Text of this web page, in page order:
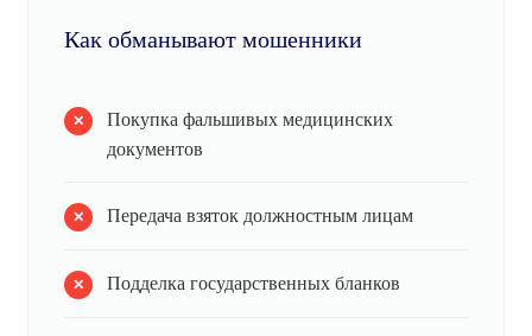
Как обманывают мошенники
Покупка фальшивых медицинских
документов
Передача взяток должностным лицам
Подделка государственных бланков